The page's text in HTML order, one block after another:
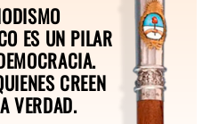
ES UN PILAR
CREEN
VERDAD.